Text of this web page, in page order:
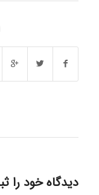
دیدگاه خود را